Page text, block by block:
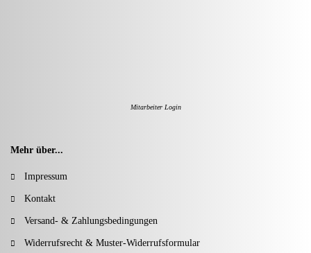
Mitarbeiter Login
Mehr über...
Impressum
Kontakt
Versand- & Zahlungsbedingungen
Widerrufsrecht & Muster-Widerrufsformular